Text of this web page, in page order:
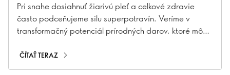
Pri snahe dosiahnuť žiarivú pleť a celkové zdravie
často podceňujeme silu superpotravín. Veríme v
transformačný potenciál prírodných darov, ktoré môžu
svet superpotravín, ktoré dokážu prebudiť prirodzený
lesk vo vás.
ČÍTAŤ TERAZ